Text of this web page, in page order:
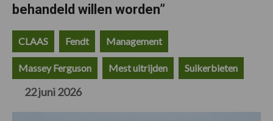
behandeld willen worden”
CLAAS Fendt Management
Massey Ferguson Mest uitrijden Suikerbieten
22 juni 2026